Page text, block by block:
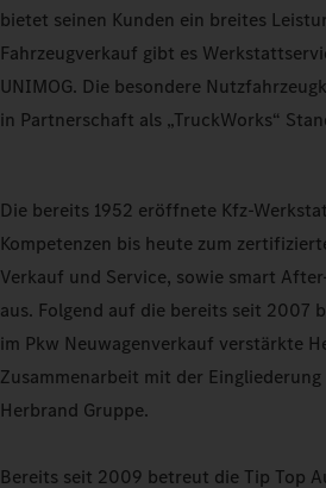
bietet seinen Kunden ein breites
Fahrzeugverkauf gibt es
UNIMOG. Die besondere
in Partnerschaft als „TruckWorks“
Die bereits 1952 eröffnete Kfz-
Kompetenzen bis heute zum
Verkauf und Service, sowie smart
aus. Folgend auf die bereits seit 2007
im Pkw Neuwagenverkauf verstärkte
Zusammenarbeit mit der
Herbrand Gruppe.
Bereits seit 2009 betreut die Tip Top